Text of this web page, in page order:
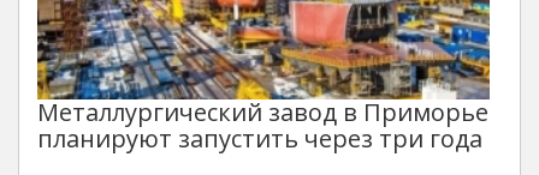
Металлургический завод в Приморье
планируют запустить через три года